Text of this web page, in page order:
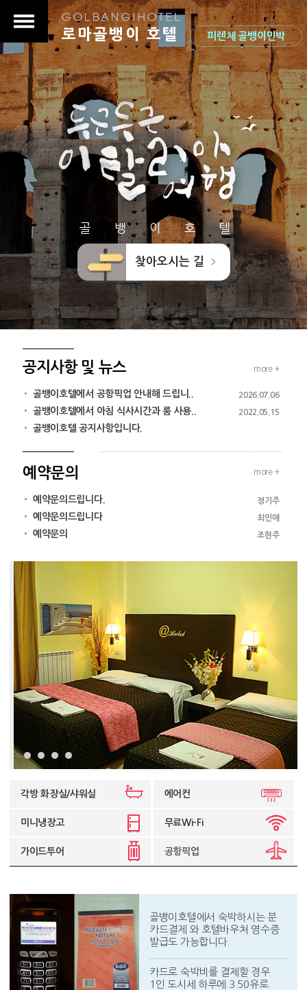
로마골뱅이 호텔 피렌체 골뱅이민박
골 뱅 이 호 텔
찾아오시는 길
공지사항 및 뉴스 more +
골뱅이호텔에서 공항픽업 안내해 드립니.. 2026.07.06
골뱅이호텔에서 아침 식사시간과 룸 사용.. 2022.05.15
골뱅이호텔 공지사항입니다.
예약문의 more +
예약문의드립니다. 정기주
예약문의드립니다 최인애
예약문의 조현주
각방 화장실/샤워실 에어컨
미니냉장고 무료Wi-Fi
가이드투어 공항픽업
골뱅이호텔에서 숙박하시는 분
카드결제 와 호텔바우처 영수증
발급도 가능합니다.
카드로 숙박비를 결제할 경우
1인 도시세 하루에 3.50유로